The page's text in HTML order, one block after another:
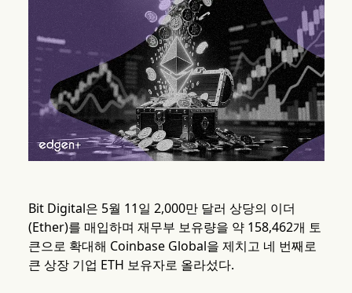
Bit Digital은 5월 11일 2,000만 달러 상당의 이더
(Ether)를 매입하며 재무부 보유량을 약 158,462개 토
큰으로 확대해 Coinbase Global을 제치고 네 번째로
큰 상장 기업 ETH 보유자로 올라섰다.